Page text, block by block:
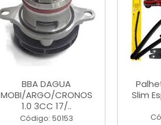
BBA DAGUA
MOBI/ARGO/CRONOS
1.0 3CC 17/..
Código: 50153
Slim